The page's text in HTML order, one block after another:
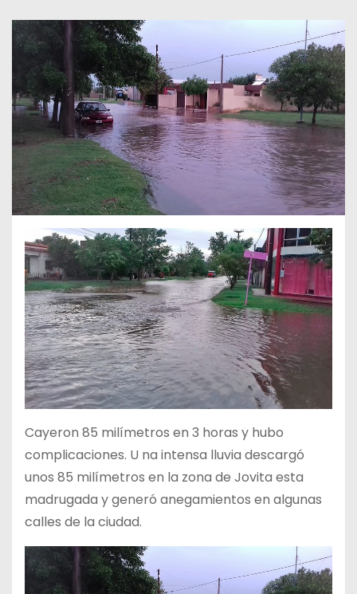
Cayeron 85 milímetros en 3 horas y hubo
complicaciones. U na intensa lluvia descargó
unos 85 milímetros en la zona de Jovita esta
madrugada y generó anegamientos en algunas
calles de la ciudad.